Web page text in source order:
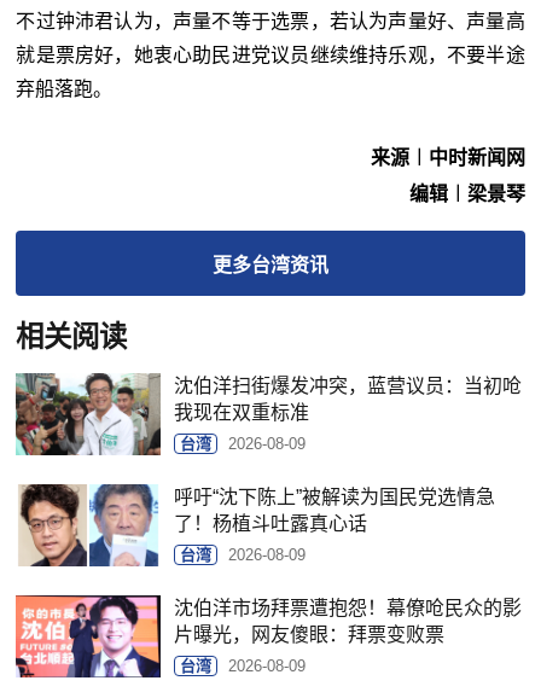
不过钟沛君认为，声量不等于选票，若认为声量好、声量高
就是票房好，她衷心助民进党议员继续维持乐观，不要半途
弃船落跑。
来源︱中时新闻网
编辑︱梁景琴
更多台湾资讯
相关阅读
沈伯洋扫街爆发冲突，蓝营议员：当初呛
我现在双重标准
台湾 2026-08-09
呼吁“沈下陈上”被解读为国民党选情急
了！杨植斗吐露真心话
台湾 2026-08-09
沈伯洋市场拜票遭抱怨！幕僚呛民众的影
片曝光，网友傻眼：拜票变败票
台湾 2026-08-09